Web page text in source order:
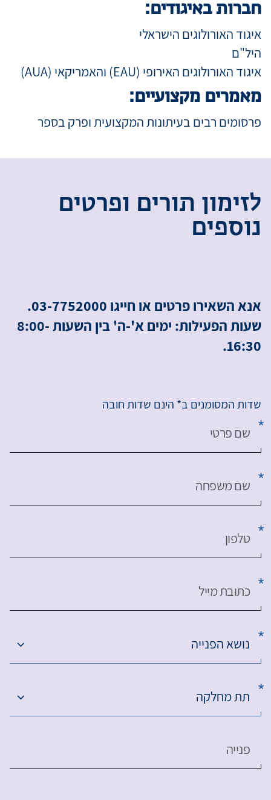
חברות באיגודים:
איגוד האורולוגים הישראלי
היל"ם
איגוד האורולוגים האירופי (EAU) והאמריקאי (AUA)
מאמרים מקצועיים:
פרסומים רבים בעיתונות המקצועית ופרק בספר
לזימון תורים ופרטים
נוספים
אנא השאירו פרטים או חייגו 03-7752000.
שעות הפעילות: ימים א'-ה' בין השעות 8:00-
16:30.
שדות המסומנים ב* הינם שדות חובה
שם פרטי
שם משפחה
טלפון
כתובת מייל
נושא הפנייה
תת מחלקה
פנייה